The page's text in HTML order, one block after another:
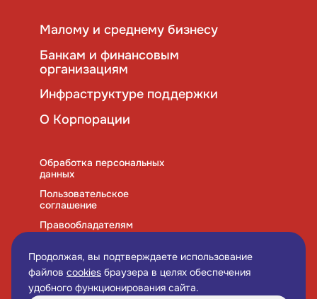
Малому и среднему бизнесу
Банкам и финансовым
организациям
Инфраструктуре поддержки
О Корпорации
Обработка персональных
данных
Пользовательское
соглашение
Правообладателям
cookies
Продолжая, вы подтверждаете использование
файлов cookies браузера в целях обеспечения
удобного функционирования сайта.